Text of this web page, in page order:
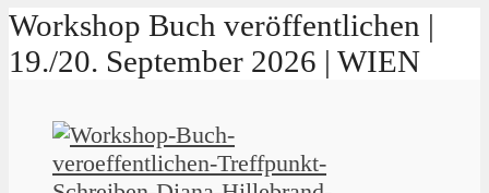
Workshop Buch veröffentlichen |
19./20. September 2026 | WIEN